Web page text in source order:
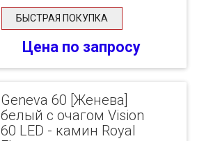
БЫСТРАЯ ПОКУПКА
Цена по запросу
Geneva 60 [Женева]
белый с очагом Vision
60 LED - камин Royal